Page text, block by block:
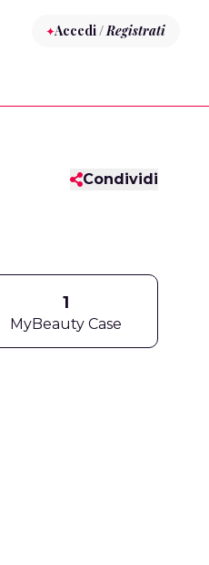
Accedi /Registrati
Condividi
1
MyBeauty Case